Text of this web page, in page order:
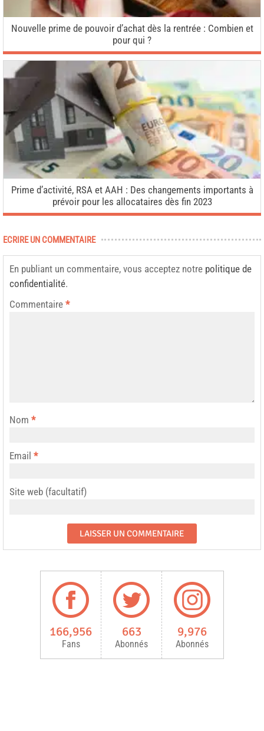
Nouvelle prime de pouvoir d’achat dès la rentrée : Combien et
pour qui ?
Prime d’activité, RSA et AAH : Des changements importants à
prévoir pour les allocataires dès fin 2023
ECRIRE UN COMMENTAIRE
En publiant un commentaire, vous acceptez notre politique de
confidentialité.
Commentaire *
Nom *
Email *
Site web (facultatif)
166,956
Fans
663
Abonnés
9,976
Abonnés